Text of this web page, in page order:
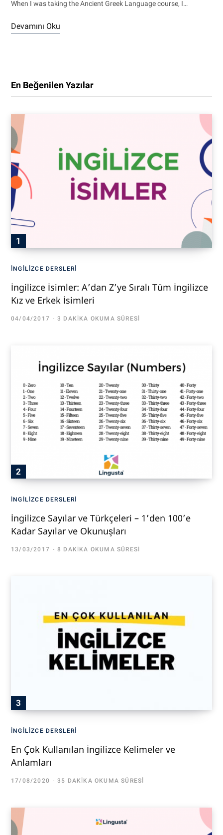
When I was taking the Ancient Greek Language course, I…
Devamını Oku
En Beğenilen Yazılar
İNGILIZCE DERSLERI
İngilizce İsimler: A’dan Z’ye Sıralı Tüm İngilizce
Kız ve Erkek İsimleri
04/04/2017 3 DAKIKA OKUMA SÜRESI
İNGILIZCE DERSLERI
İngilizce Sayılar ve Türkçeleri – 1’den 100’e
Kadar Sayılar ve Okunuşları
13/03/2017 8 DAKIKA OKUMA SÜRESI
İNGILIZCE DERSLERI
En Çok Kullanılan İngilizce Kelimeler ve
Anlamları
17/08/2020 35 DAKIKA OKUMA SÜRESI